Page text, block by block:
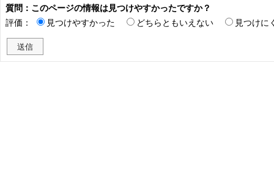
質問：このページの情報は見つけやすかったですか？
評価：
見つけやすかった どちらともいえない 見つけに